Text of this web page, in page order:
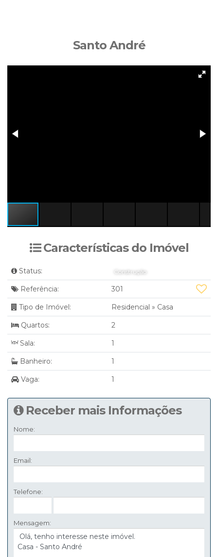
Santo André
Características do Imóvel
Status: Construção
Referência: 301
Tipo de Imóvel: Residencial » Casa
Quartos: 2
Sala: 1
Banheiro: 1
Vaga: 1
Receber mais Informações
Nome:
Email:
Telefone:
Mensagem: